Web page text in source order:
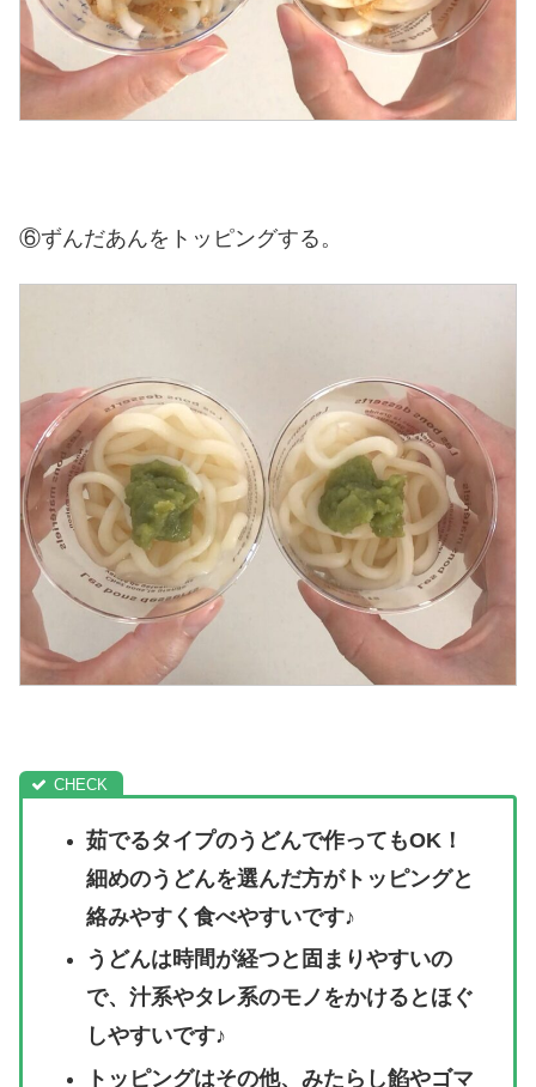
⑥ずんだあんをトッピングする。
茹でるタイプのうどんで作ってもOK！
細めのうどんを選んだ方がトッピングと
絡みやすく食べやすいです♪
うどんは時間が経つと固まりやすいの
で、汁系やタレ系のモノをかける とほぐ
しやすいです♪
トッピングはその他、みたらし餡やゴマ